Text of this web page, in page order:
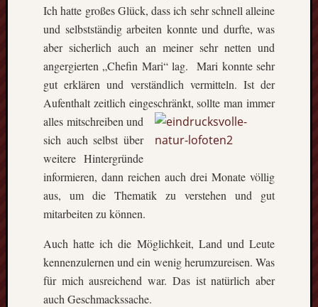
Ich hatte großes Glück, dass ich sehr schnell alleine
und selbstständig arbeiten konnte und durfte, was
aber sicherlich auch an meiner sehr netten und
angergierten „Chefin Mari“ lag. Mari konnte sehr
gut erklären und verständlich vermitteln. Ist der
Aufenthalt zeitlich eingeschränkt, sollte man immer
alles mitschreiben und
sich auch selbst über
weitere Hintergründe
informieren, dann reichen auch drei Monate völlig
aus, um die Thematik zu verstehen und gut
mitarbeiten zu können.
Auch hatte ich die Möglichkeit, Land und Leute
kennenzulernen und ein wenig herumzureisen. Was
für mich ausreichend war. Das ist natürlich aber
auch Geschmackssache.